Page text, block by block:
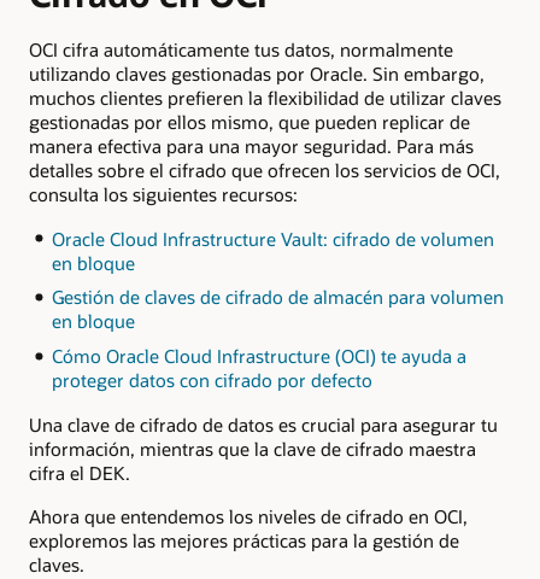
OCI cifra automáticamente tus datos, normalmente
utilizando claves gestionadas por Oracle. Sin embargo,
muchos clientes prefieren la flexibilidad de utilizar claves
gestionadas por ellos mismo, que pueden replicar de
manera efectiva para una mayor seguridad. Para más
detalles sobre el cifrado que ofrecen los servicios de OCI,
consulta los siguientes recursos:
Oracle Cloud Infrastructure Vault: cifrado de volumen
en bloque
Gestión de claves de cifrado de almacén para volumen
en bloque
Cómo Oracle Cloud Infrastructure (OCI) te ayuda a
proteger datos con cifrado por defecto
Una clave de cifrado de datos es crucial para asegurar tu
información, mientras que la clave de cifrado maestra
cifra el DEK.
Ahora que entendemos los niveles de cifrado en OCI,
exploremos las mejores prácticas para la gestión de
claves.